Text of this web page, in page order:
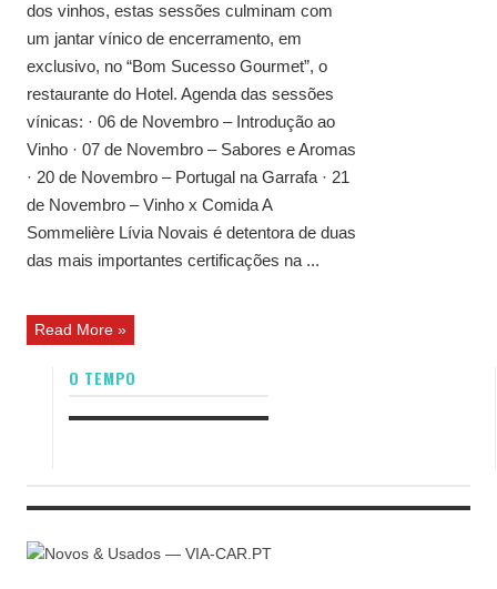
dos vinhos, estas sessões culminam com
um jantar vínico de encerramento, em
exclusivo, no “Bom Sucesso Gourmet”, o
restaurante do Hotel. Agenda das sessões
vínicas: · 06 de Novembro – Introdução ao
Vinho · 07 de Novembro – Sabores e Aromas
· 20 de Novembro – Portugal na Garrafa · 21
de Novembro – Vinho x Comida A
Sommelière Lívia Novais é detentora de duas
das mais importantes certificações na ...
Read More »
O TEMPO